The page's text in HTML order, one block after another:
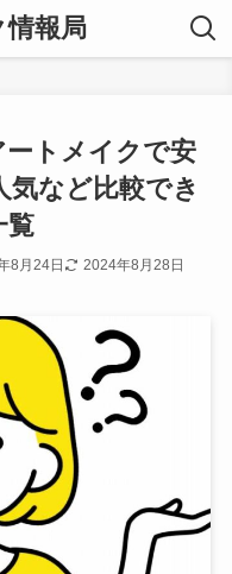
報局
トメイクで安
気など比較でき
覧
8月24日 2024年8月28日